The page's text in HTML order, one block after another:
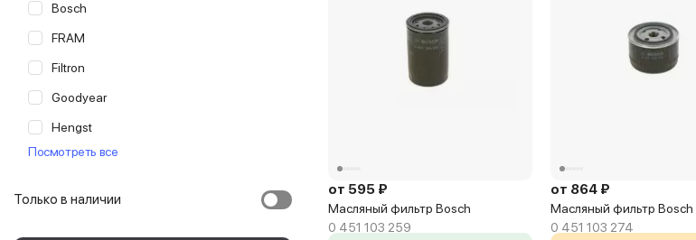
Bosch
FRAM
Filtron
Goodyear
Hengst
JS Asakashi
Посмотреть все
Только в наличии
от 595 ₽
Масляный фильтр Bosch
0 451 103 259
от 864 ₽
Масляный фильтр Bosch
0 451 103 274